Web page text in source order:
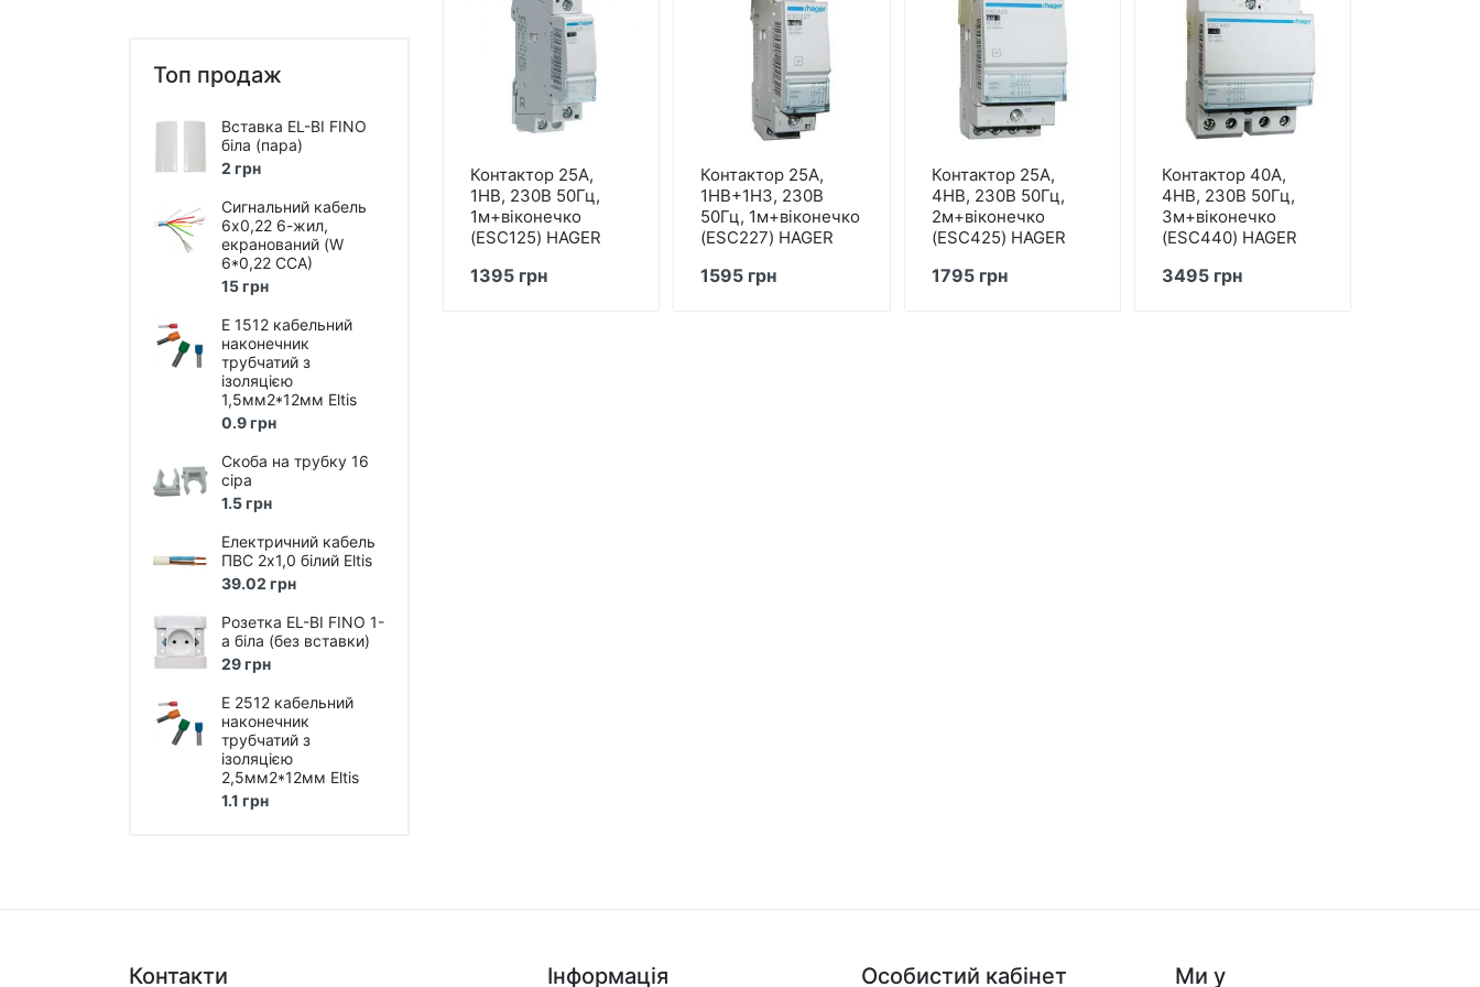
безперебійне живлення,
блискавкозахист
Магнітні пускачі, контактори,
Кнопки, перемикачі, пости...
Дзвоники, кнопки до дзвоників
Коробки монтажні і
розподільчі
Щитки, бокси, панелі
пластикові
Щитки, бокси металеві
Дверки ревізійні (металеві та
пластмасові)
Вентилятори, вент.решітки,
повітроводи
Лампи люмінісцентні
E40
Лампи галогенні
LED Лампи (світлодіодні)
LED Панелі (світлодіодні)
Лампи промислові, для
вуличних світильників
Технічне освітлення під лампу
Топ продаж
Вставка EL-BI FINO
біла (пара)
2 грн
Сигнальний кабель
6х0,22 6-жил,
екранований (W
6*0,22 ССА)
15 грн
E 1512 кабельний
наконечник
трубчатий з
ізоляцією
1,5мм2*12мм Eltis
0.9 грн
Скоба на трубку 16
сіра
1.5 грн
Електричний кабель
ПВС 2х1,0 білий Eltis
39.02 грн
Розетка EL-BI FINO 1-
а біла (без вставки)
29 грн
E 2512 кабельний
наконечник
трубчатий з
ізоляцією
2,5мм2*12мм Eltis
1.1 грн
Контактор 25А,
1HВ, 230В 50Гц,
1м+віконечко
(ESC125) HAGER
1395 грн
Контактор 25А,
1HВ+1Н3, 230В
50Гц, 1м+віконечко
(ESC227) HAGER
1595 грн
Контактор 25А,
4HВ, 230В 50Гц,
2м+віконечко
(ESC425) HAGER
1795 грн
Контактор 40А,
4HВ, 230В 50Гц,
3м+віконечко
(ESC440) HAGER
3495 грн
Контакти Інформація Особистий кабінет Ми у